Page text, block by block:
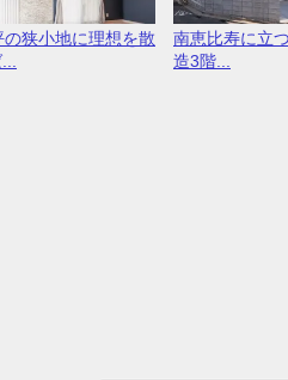
の狭小地に理想を散
南恵比寿に立
造3階...